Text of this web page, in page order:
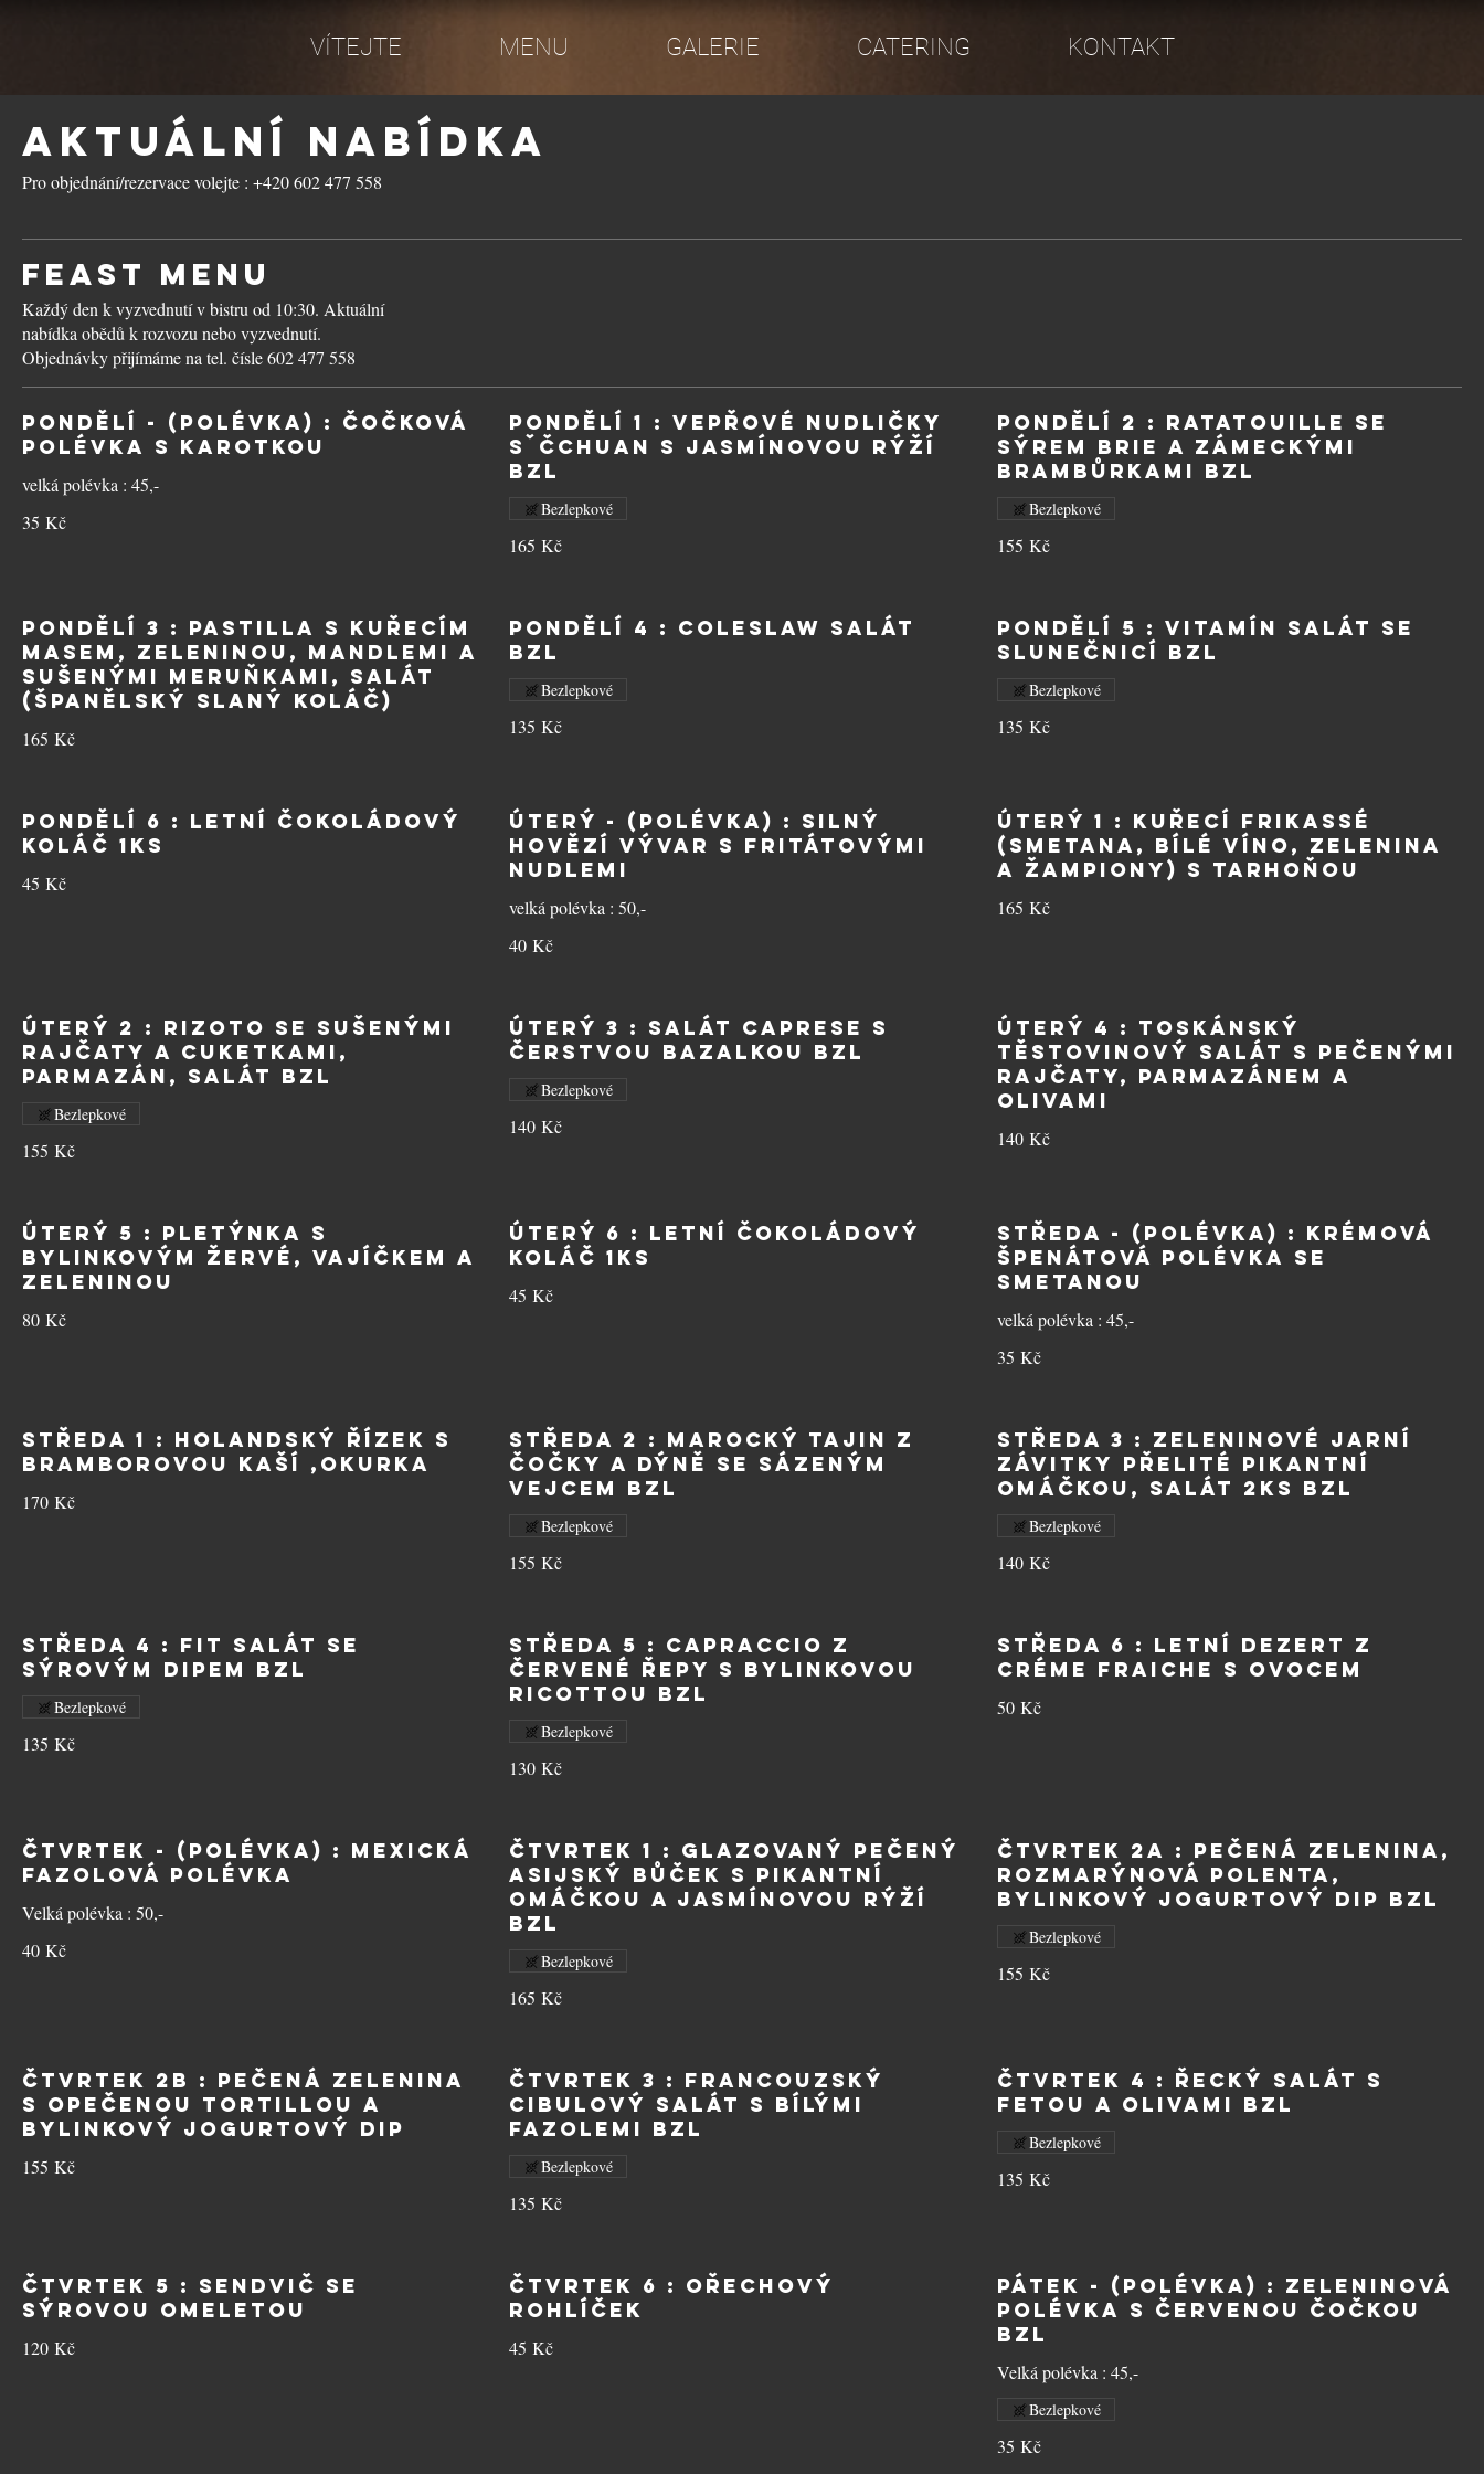
VÍTEJTE MENU GALERIE CATERING KONTAKT
Aktuální nabídka
Pro objednání/rezervace volejte : +420 602 477 558
FEAST menu
Každý den k vyzvednutí v bistru od 10:30. Aktuální
nabídka obědů k rozvozu nebo vyzvednutí.
Objednávky přijímáme na tel. čísle 602 477 558
PONDĚLÍ - (polévka) : Čočková
polévka s karotkou
velká polévka : 45,-
35 Kč
PONDĚLÍ 1 : Vepřové nudličky
Sˇčchuan s jasmínovou rýží
BZL
165 Kč
Bezlepkové
PONDĚLÍ 2 : Ratatouille se
sýrem brie a zámeckými
brambůrkami BZL
155 Kč
Bezlepkové
PONDĚLÍ 3 : Pastilla s kuřecím
masem, zeleninou, mandlemi a
sušenými meruňkami, salát
(španělský slaný koláč)
165 Kč
PONDĚLÍ 4 : Coleslaw salát
BZL
135 Kč
Bezlepkové
PONDĚLÍ 5 : Vitamín salát se
slunečnicí BZL
135 Kč
Bezlepkové
PONDĚLÍ 6 : Letní čokoládový
koláč 1ks
45 Kč
ÚTERÝ - (polévka) : Silný
hovězí vývar s fritátovými
nudlemi
velká polévka : 50,-
40 Kč
ÚTERÝ 1 : Kuřecí frikassé
(smetana, bílé víno, zelenina
a žampiony) s tarhoňou
165 Kč
ÚTERÝ 2 : Rizoto se sušenými
rajčaty a cuketkami,
parmazán, salát BZL
155 Kč
Bezlepkové
ÚTERÝ 3 : Salát Caprese s
čerstvou bazalkou BZL
140 Kč
Bezlepkové
ÚTERÝ 4 : Toskánský
těstovinový salát s pečenými
rajčaty, parmazánem a
olivami
140 Kč
ÚTERÝ 5 : Pletýnka s
bylinkovým žervé, vajíčkem a
zeleninou
80 Kč
ÚTERÝ 6 : Letní čokoládový
koláč 1ks
45 Kč
STŘEDA - (polévka) : Krémová
špenátová polévka se
smetanou
velká polévka : 45,-
35 Kč
STŘEDA 1 : Holandský řízek s
bramborovou kaší ,okurka
170 Kč
STŘEDA 2 : Marocký tajin z
čočky a dýně se sázeným
vejcem BZL
155 Kč
Bezlepkové
STŘEDA 3 : Zeleninové jarní
závitky přelité pikantní
omáčkou, salát 2ks BZL
140 Kč
Bezlepkové
STŘEDA 4 : Fit salát se
sýrovým dipem BZL
135 Kč
Bezlepkové
STŘEDA 5 : Capraccio z
červené řepy s bylinkovou
ricottou BZL
130 Kč
Bezlepkové
STŘEDA 6 : Letní dezert z
créme fraiche s ovocem
50 Kč
ČTVRTEK - (polévka) : Mexická
fazolová polévka
Velká polévka : 50,-
40 Kč
ČTVRTEK 1 : Glazovaný pečený
asijský bůček s pikantní
omáčkou a jasmínovou rýží
BZL
165 Kč
Bezlepkové
ČTVRTEK 2A : Pečená zelenina,
rozmarýnová polenta,
bylinkový jogurtový dip BZL
155 Kč
Bezlepkové
ČTVRTEK 2B : Pečená zelenina
s opečenou tortillou a
bylinkový jogurtový dip
155 Kč
ČTVRTEK 3 : Francouzský
cibulový salát s bílými
fazolemi BZL
135 Kč
Bezlepkové
ČTVRTEK 4 : Řecký salát s
fetou a olivami BZL
135 Kč
Bezlepkové
ČTVRTEK 5 : Sendvič se
sýrovou omeletou
120 Kč
ČTVRTEK 6 : Ořechový
rohlíček
45 Kč
PÁTEK - (polévka) : Zeleninová
polévka s červenou čočkou
BZL
Velká polévka : 45,-
35 Kč
Bezlepkové